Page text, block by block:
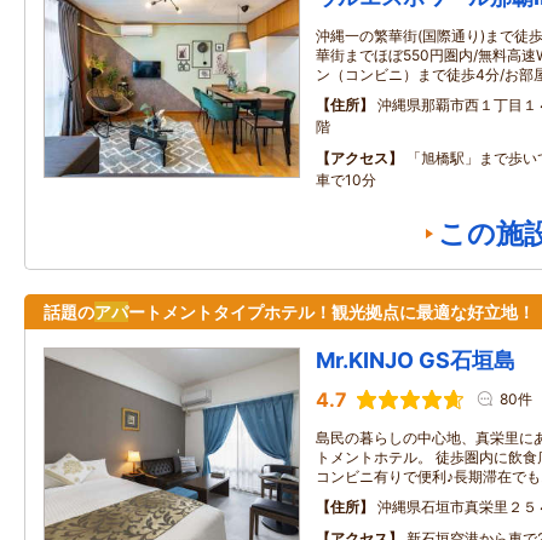
沖縄一の繁華街(国際通り)まで徒
華街までほぼ550円圏内/無料高速
ン（コンビニ）まで徒歩4分/お部
住所
沖縄県那覇市西１丁目
階
アクセス
「旭橋駅」まで歩
車で10分
この施
話題のアパートメントタイプホテル！観光拠点に最適な好立地！
Mr.KINJO GS石垣島
4.7 80件
島民の暮らしの中心地、真栄里に
トメントホテル。 徒歩圏内に飲
コンビニ有りで便利♪長期滞在で
住所
沖縄県石垣市真栄里２５